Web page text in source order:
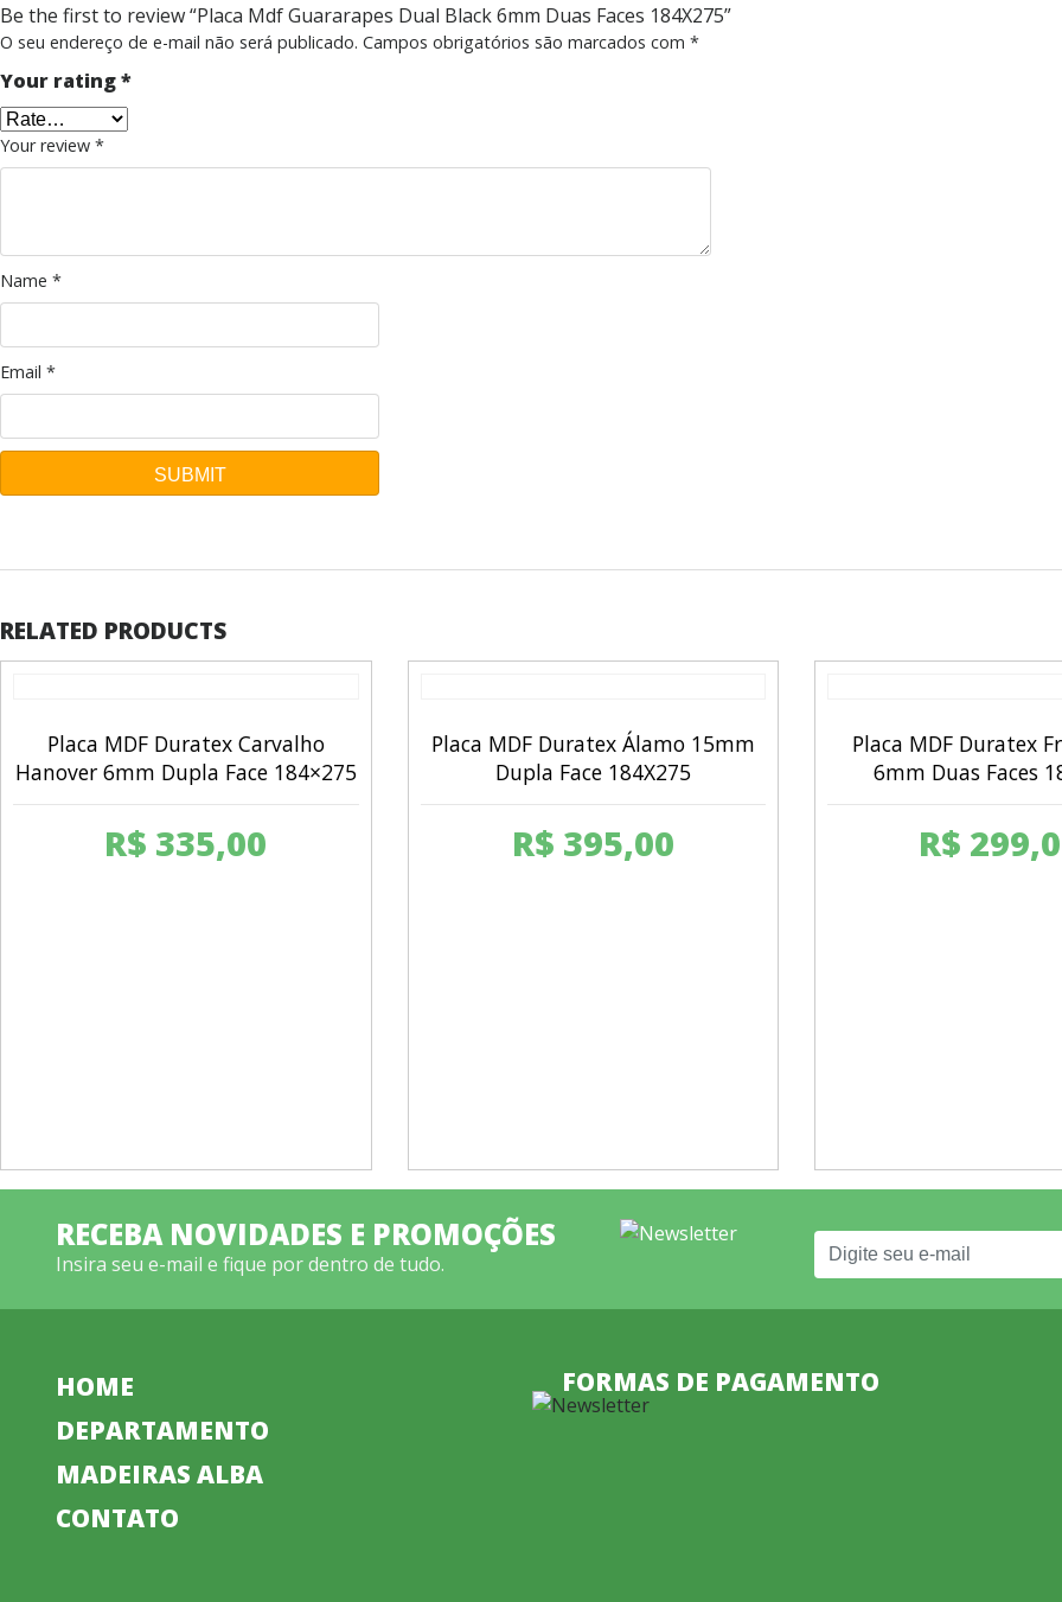
Be the first to review “Placa Mdf Guararapes Dual Black 6mm Duas Faces 184X275”
O seu endereço de e-mail não será publicado. Campos obrigatórios são marcados com *
Your rating*
Your review *
Name *
Email *
RELATED PRODUCTS
Placa MDF Duratex Carvalho
Hanover 6mm Dupla Face 184×275
R$ 335,00
Placa MDF Duratex Álamo 15mm
Dupla Face 184X275
R$ 395,00
Placa MDF Duratex
6mm Duas Faces
R$
RECEBA NOVIDADES E PROMOÇÕES
Insira seu e-mail e fique por dentro de tudo.
HOME
DEPARTAMENTO
MADEIRAS ALBA
CONTATO
FORMAS DE PAGAMENTO